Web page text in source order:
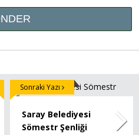
Saray Belediyesi
Sömestr Şenliği
Sonraki Yazı